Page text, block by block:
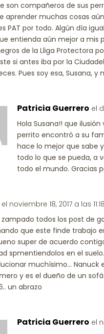
son compañeros de sus
aprender muchas cosas
PAT por todo. Algún día
entienda aún mejor a mis
de la Lliga Protectora
si antes iba por la
Pues soy esa, Susana, y
Patricia Guerrero el
Hola Susana!! que
perrito encontró a su
hace lo mejor que sabe
todo lo que se pueda, a
todo el mundo. Gracias
el noviembre 18, 2017 a las
todos los post de
que este finde trabajo
super de acuerdo
spmentiendolos en el
muchísimo… Nanuck
y es el dueño de un
un abrazo
Patricia Guerrero el